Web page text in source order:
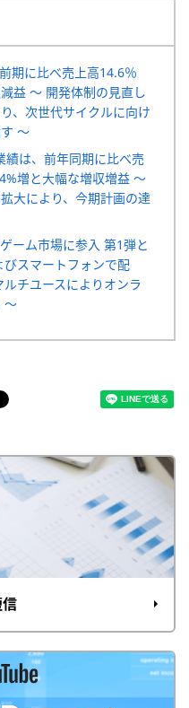
期に比べ売上高14.6％
益 ～ 開発体制の見直し
、次世代サイクルに向け
～
は、前年同期に比べ売
増と大幅な増収増益 ～
大により、今期計画の達
ーム市場に参入 第1弾と
びスマートフォンで配
チユースによりオンラ
～